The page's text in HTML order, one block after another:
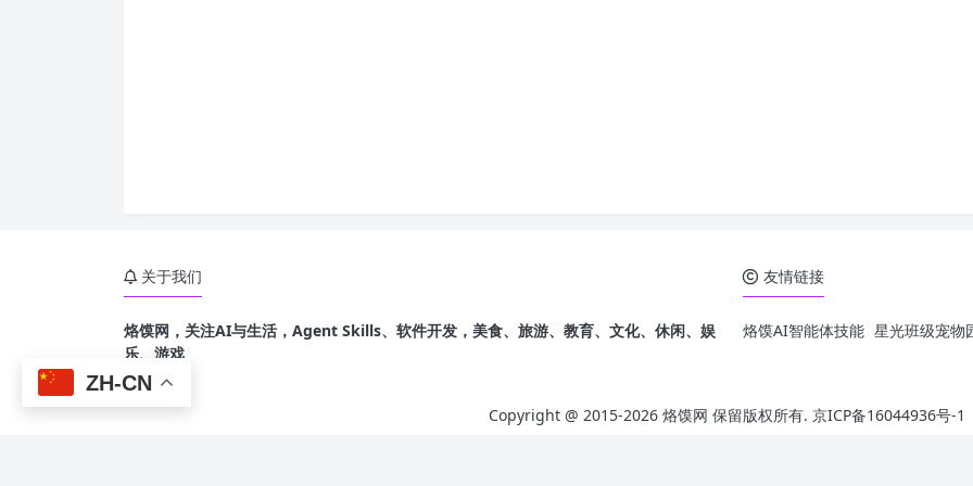
关于我们
烙馍网，关注AI与生活，Agent Skills、软件开发，美食、旅游、教育、文化、休闲、娱
乐、游戏
友情链接
烙馍AI智能体技能 星光班级宠物
Copyright @ 2015-2026 烙馍网 保留版权所有. 京ICP备16044936号-1
ZH-CN